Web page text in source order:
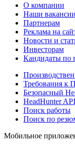
О компании
Наши вакансии
Партнерам
Реклама на
Новости и
Инвесторам
Кандидаты по
Требования к
Безопасный
HeadHunter API
Поиск работы
Поиск по
Мобильное